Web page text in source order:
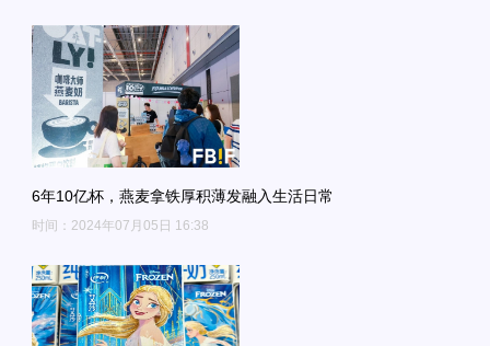
6年10亿杯，燕麦拿铁厚积薄发融入生活日常
时间：2024年07月05日 16:38